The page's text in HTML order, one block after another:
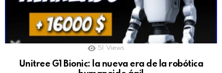
51 Views
Unitree G1 Bionic: la nueva era de la robótica